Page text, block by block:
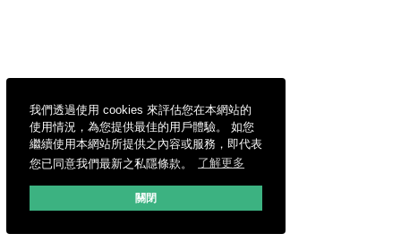
我們透過使用 cookies 來評估您在本網站的
使用情況，為您提供最佳的用戶體驗。 如您
繼續使用本網站所提供之內容或服務，即代表
您已同意我們最新之私隱條款。
了解更多
關閉